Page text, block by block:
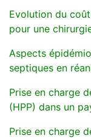
Evolution du
pour une
Aspects
septiques en
Prise en charge
(HPP) dans un
Prise en charge